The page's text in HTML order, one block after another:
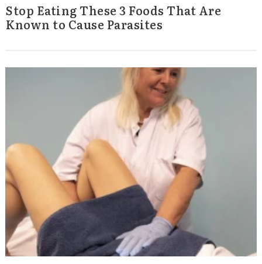
Stop Eating These 3 Foods That Are
Known to Cause Parasites